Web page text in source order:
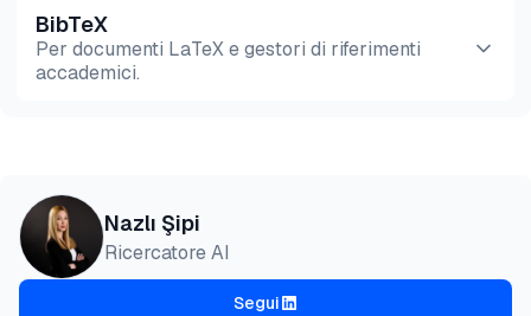
Anteprima
BibTeX
Per documenti LaTeX e gestori di riferimenti
accademici.
@misc{sipi2026,
  author = {Şipi, Nazlı},
title  = {{Top 7 estrattori video: testati e
  year   = {2026},
Nazlı Şipi
Ricercatore AI
Segui